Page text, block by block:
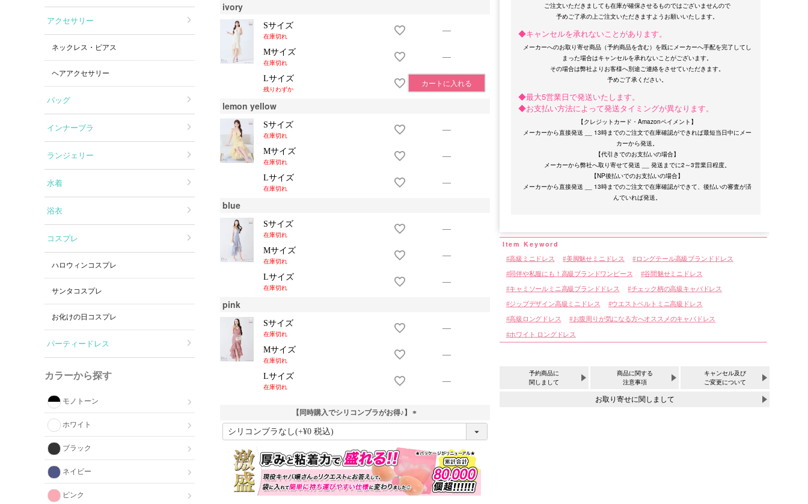
OriginalBrand
アクセサリー
ネックレス・ピアス
ヘアアクセサリー
バッグ
インナーブラ
ランジェリー
水着
浴衣
コスプレ
ハロウィンコスプレ
サンタコスプレ
お化けの日コスプレ
パーティードレス
カラーから探す
モノトーン
ホワイト
ブラック
ネイビー
ピンク
ivory
Sサイズ
在庫切れ
—
Mサイズ
在庫切れ
—
Lサイズ
残りわずか
カートに入れる
lemon yellow
Sサイズ
在庫切れ
—
Mサイズ
在庫切れ
—
Lサイズ
在庫切れ
—
blue
Sサイズ
在庫切れ
—
Mサイズ
在庫切れ
—
Lサイズ
在庫切れ
—
pink
Sサイズ
在庫切れ
—
Mサイズ
在庫切れ
—
Lサイズ
在庫切れ
—
【同時購入でシリコンブラがお得♪】
(
須
ご注文いただきましても在庫が確保させるものではございませんので
◆キャンセルを承れないことがあります。
メーカーへのお取り寄せ商品（予約商品を含む）を既にメーカーへ手配を完了してし
まった場合はキャンセルを承れないことがございます。
その場合は弊社よりお客様へ別途ご連絡をさせていただきます。
◆最大5営業日で発送いたします。
◆お支払い方法によって発送タイミングが異なります。
【クレジットカード・Amazonペイメント】
メーカーから直接発送 __ 13時までのご注文で在庫確認ができれば最短当日中にメー
カーから発送。
【代引きでのお支払いの場合】
メーカーから弊社へ取り寄せて発送 __ 発送までに2～3営業日程度。
【NP後払いでのお支払いの場合】
メーカーから直接発送 __ 13時までのご注文で在庫確認ができて、後払いの審査が済
高級ミニドレス 美脚魅せミニドレス ロングテール高級ブランドドレス
同伴や私服にも！高級ブランドワンピース
谷間魅せミニドレス
キャミソールミニ高級ブランドドレス
チェック柄の高級キャバドレス
ジップデザイン高級ミニドレス
ウエストベルトミニ高級ドレス
高級ロングドレス
お腹周りが気になる方へオススメのキャバドレス
ホワイト ロングドレス
予約商品に
関しまして
商品に関する
注意事項
キャンセル及び
ご変更について
お取り寄せに関しまして